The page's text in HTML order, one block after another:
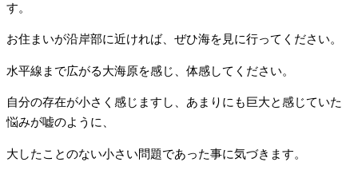
す。
お住まいが沿岸部に近ければ、ぜひ海を見に行ってください。
水平線まで広がる大海原を感じ、体感してください。
自分の存在が小さく感じますし、あまりにも巨大と感じていた
悩みが嘘のように、
大したことのない小さい問題であった事に気づきます。